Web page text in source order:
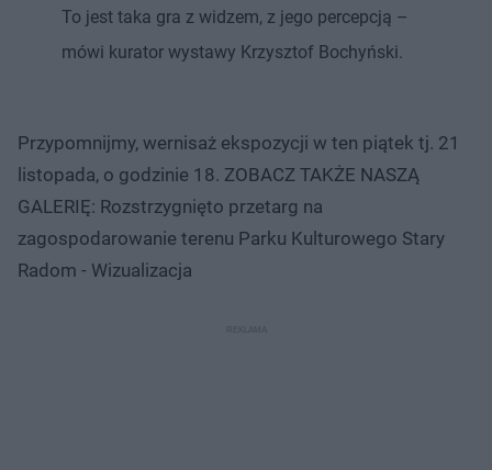
To jest taka gra z widzem, z jego percepcją –
mówi kurator wystawy Krzysztof Bochyński.
Przypomnijmy, wernisaż ekspozycji w ten piątek tj. 21
listopada, o godzinie 18. ZOBACZ TAKŻE NASZĄ
GALERIĘ: Rozstrzygnięto przetarg na
zagospodarowanie terenu Parku Kulturowego Stary
Radom - Wizualizacja